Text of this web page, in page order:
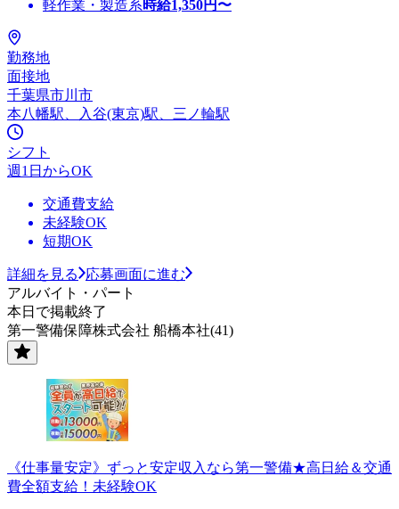
軽作業・製造系時給1,350円〜
勤務地
面接地
千葉県市川市
本八幡駅、入谷(東京)駅、三ノ輪駅
シフト
週1日からOK
交通費支給
未経験OK
短期OK
詳細を見る
応募画面に進む
アルバイト・パート
本日で掲載終了
第一警備保障株式会社 船橋本社(41)
《仕事量安定》ずっと安定収入なら第一警備★高日給＆交通
費全額支給！未経験OK